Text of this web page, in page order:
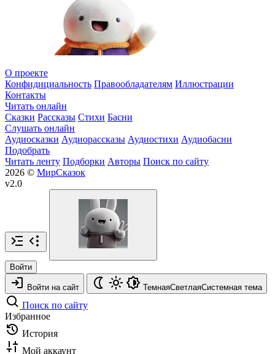
О проекте
Конфидициальность Правообладателям Иллюстрации
Контакты
Читать онлайн
Сказки Рассказы Стихи Басни
Слушать онлайн
Аудиосказки Аудиорассказы Аудиостихи Аудиобасни
Подобрать
Читать ленту Подборки Авторы Поиск по сайту
2026 © МирСказок
v2.0
Войти
Войти на сайт ТемнаяСветлаяСистемная тема
Поиск по сайту
Избранное
История
Мой аккаунт